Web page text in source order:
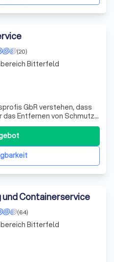
(20)
GbR verstehen, dass
Entfernen von Schmutz
Ihres
Deshalb bieten
an
speziell auf Ihre
Bitterfeld
Containerservice
(64)
Bitterfeld